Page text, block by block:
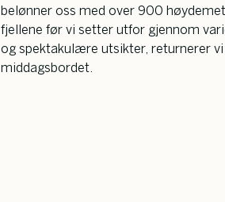
belønner oss med over 900
fjellene før vi setter utfor gjennom
og spektakulære utsikter, returnerer
middagsbordet.